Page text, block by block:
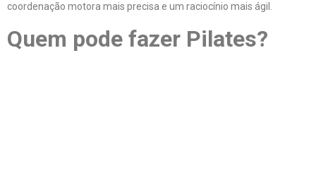
coordenação motora mais precisa e um raciocínio mais ágil.
Quem pode fazer Pilates?